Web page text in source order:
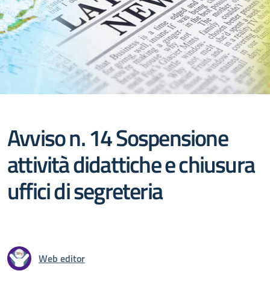
Avviso n. 14 Sospensione
attività didattiche e chiusura
uffici di segreteria
Web editor